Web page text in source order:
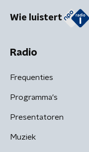
Wie luistert
Radio
Frequenties
Programma's
Presentatoren
Muziek